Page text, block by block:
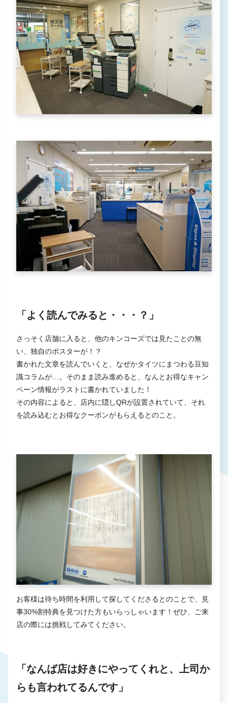
「よく読んでみると・・・？」
さっそく店舗に入ると、他のキンコーズでは見たことの無
い、独自のポスターが！？
書かれた文章を読んでいくと、なぜかタイツにまつわる豆知
識コラムが…。そのまま読み進めると、なんとお得なキャン
ペーン情報がラストに書かれていました！
その内容によると、店内に隠しQRが設置されていて、それ
を読み込むとお得なクーポンがもらえるとのこと。
お客様は待ち時間を利用して探してくださるとのことで、見
事30%割特典を見つけた方もいらっしゃいます！ぜひ、ご来
店の際には挑戦してみてください。
「なんば店は好きにやってくれと、上司か
らも言われてるんです」